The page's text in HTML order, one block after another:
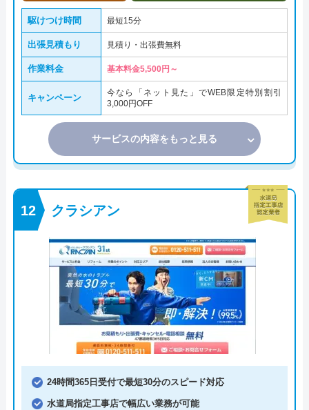
駆けつけ時間 最短15分
出張見積もり 見積り・出張費無料
作業料金 基本料金5,500円～
キャンペーン
今なら「ネット見た」でWEB限定特別割引
3,000円OFF
サービスの内容をもっと見る
クラシアン
24時間365日受付で最短30分のスピード対応
水道局指定工事店で幅広い業務が可能